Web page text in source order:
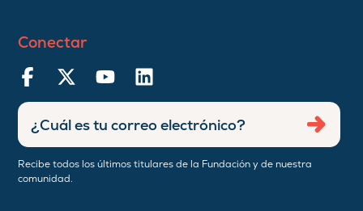
Conectar
Recibe todos los últimos titulares de la Fundación y de nuestra
comunidad.
Ingresar
dirección
de
correo
Enviar